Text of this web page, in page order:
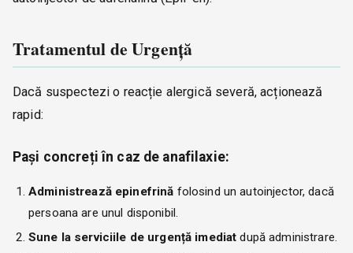
Tratamentul de Urgență
Dacă suspectezi o reacție alergică severă, acționează
rapid:
Pași concreți în caz de anafilaxie:
Administrează epinefrină folosind un autoinjector, dacă
persoana are unul disponibil.
Sune la serviciile de urgență imediat după administrare.